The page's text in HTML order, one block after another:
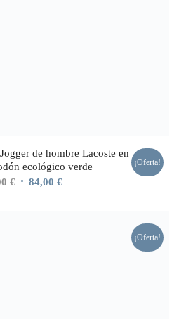
de hombre Lacoste en
ecológico verde
€ El 84,00 €El
¡Oferta!
¡Oferta!